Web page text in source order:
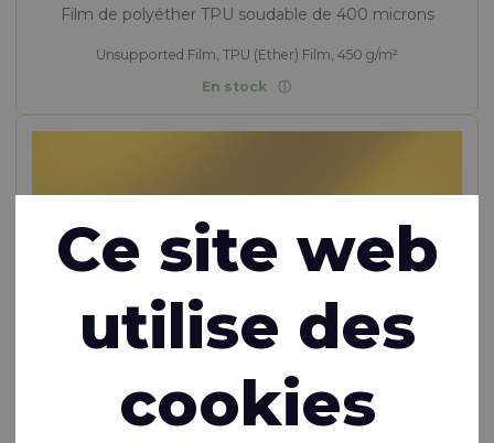
Film de polyéther TPU soudable de 400 microns
Unsupported Film, TPU (Ether) Film, 450 g/m²
En stock
Ce site web
utilise des
cookies